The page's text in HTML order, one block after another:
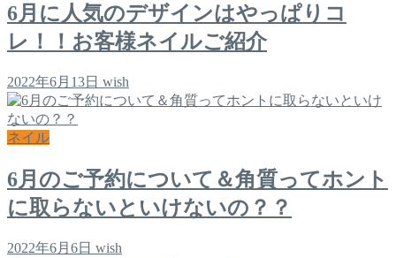
6月に人気のデザインはやっぱりコ
レ！！お客様ネイルご紹介
2022年6月13日 wish
ネイル
6月のご予約について＆角質ってホント
に取らないといけないの？？
2022年6月6日 wish